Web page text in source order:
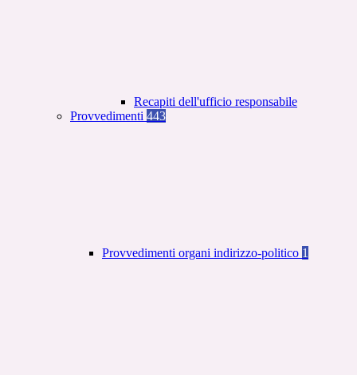
Recapiti dell'ufficio responsabile
Provvedimenti 443
Provvedimenti organi indirizzo-politico 1